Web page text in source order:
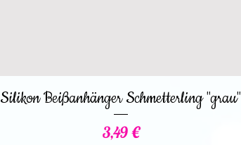
Silikon Beißanhänger Schmetterling "grau"
Preis
3,49 €